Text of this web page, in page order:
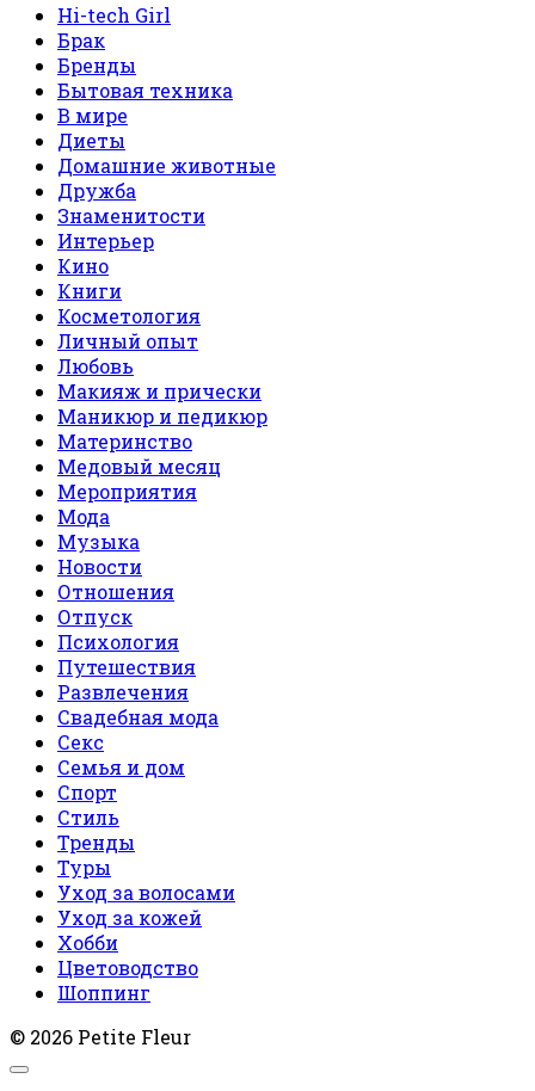
Hi-tech Girl
Брак
Бренды
Бытовая техника
В мире
Диеты
Домашние животные
Дружба
Знаменитости
Интерьер
Кино
Книги
Косметология
Личный опыт
Любовь
Макияж и прически
Маникюр и педикюр
Материнство
Медовый месяц
Мероприятия
Мода
Музыка
Новости
Отношения
Отпуск
Психология
Путешествия
Развлечения
Свадебная мода
Секс
Семья и дом
Спорт
Стиль
Тренды
Туры
Уход за волосами
Уход за кожей
Хобби
Цветоводство
Шоппинг
© 2026 Petite Fleur